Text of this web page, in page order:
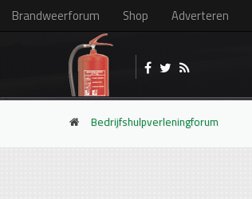
Brandweerforum Shop Adverteren
Bedrijfshulpverleningforum